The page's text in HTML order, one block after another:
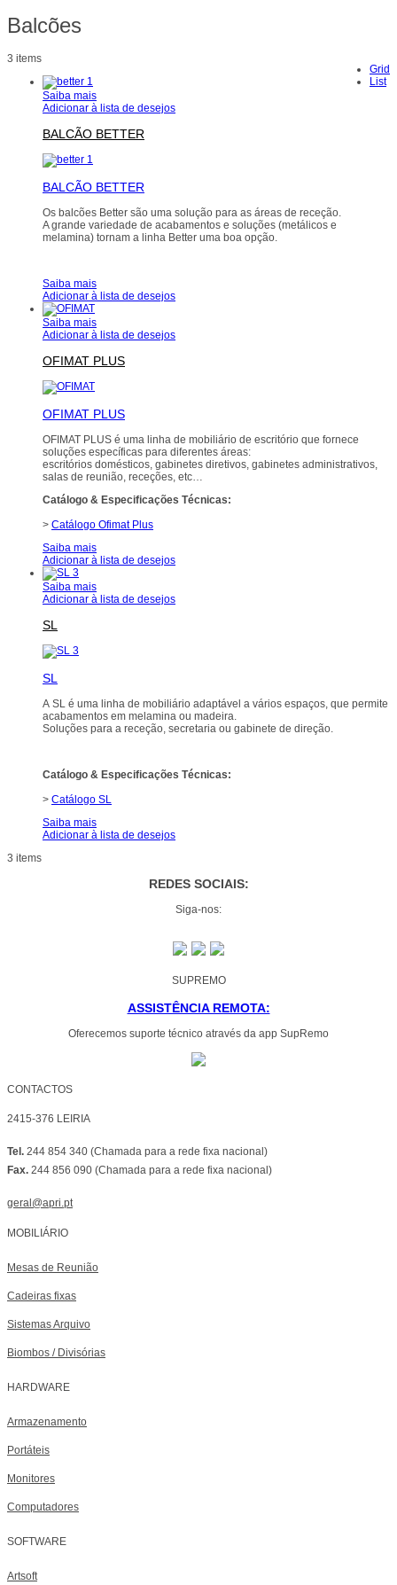
Balcões
Grid
List
3 items
Saiba mais
Adicionar à lista de desejos
BALCÃO BETTER
BALCÃO BETTER
Os balcões Better são uma solução para as áreas de receção.
A grande variedade de acabamentos e soluções (metálicos e
melamina) tornam a linha Better uma boa opção.
Saiba mais
Adicionar à lista de desejos
Saiba mais
Adicionar à lista de desejos
OFIMAT PLUS
OFIMAT PLUS
OFIMAT PLUS é uma linha de mobiliário de escritório que fornece
soluções específicas para diferentes áreas:
escritórios domésticos, gabinetes diretivos, gabinetes administrativos,
salas de reunião, receções, etc…
Catálogo & Especificações Técnicas:
> Catálogo Ofimat Plus
Saiba mais
Adicionar à lista de desejos
Saiba mais
Adicionar à lista de desejos
SL
SL
A SL é uma linha de mobiliário adaptável a vários espaços, que permite
acabamentos em melamina ou madeira.
Soluções para a receção, secretaria ou gabinete de direção.
Catálogo & Especificações Técnicas:
> Catálogo SL
Saiba mais
Adicionar à lista de desejos
3 items
REDES SOCIAIS:
Siga-nos:
SUPREMO
ASSISTÊNCIA REMOTA:
Oferecemos suporte técnico através da app SupRemo
CONTACTOS
2415-376 LEIRIA
Tel. 244 854 340 (Chamada para a rede fixa nacional)
Fax. 244 856 090 (Chamada para a rede fixa nacional)
geral@apri.pt
MOBILIÁRIO
Mesas de Reunião
Cadeiras fixas
Sistemas Arquivo
Biombos / Divisórias
HARDWARE
Armazenamento
Portáteis
Monitores
Computadores
SOFTWARE
Artsoft